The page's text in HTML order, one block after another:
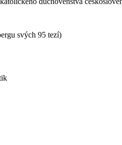
svých 95 tezí)